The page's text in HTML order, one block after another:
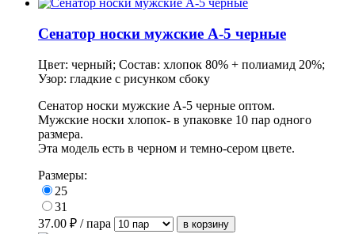
Сенатор носки мужские А-5 черные
Цвет: черный; Состав: хлопок 80% + полиамид 20%;
Узор: гладкие с рисунком сбоку
Сенатор носки мужские А-5 черные оптом.
Мужские носки хлопок- в упаковке 10 пар одного
размера.
Эта модель есть в черном и темно-сером цвете.
Размеры:
25
31
37.00 ₽ / пара